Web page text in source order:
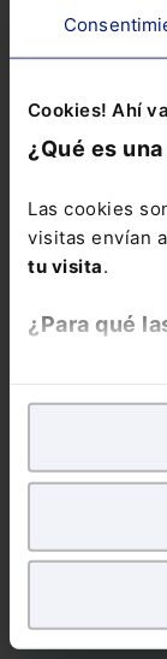
Cookies! Ahí
¿Qué es
Las cookies
visitas envían
tu visita.
¿Para qué
demejorar tu
publicitarios,
Puedes
También
Infografía
tratamos las